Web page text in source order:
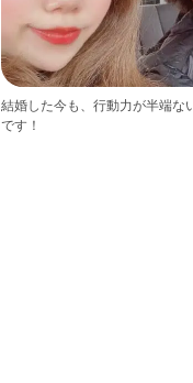
結婚した今も、行動力が半端な
です！